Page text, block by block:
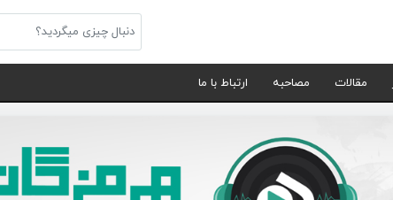
مقالات مصاحبه ارتباط با ما